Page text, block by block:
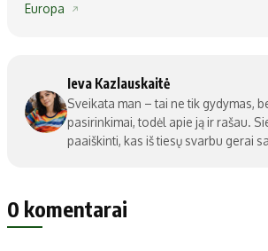
Europa
Ieva Kazlauskaitė
Sveikata man – tai ne tik gydymas,
pasirinkimai, todėl apie ją ir rašau.
paaiškinti, kas iš tiesų svarbu gerai
0 komentarai